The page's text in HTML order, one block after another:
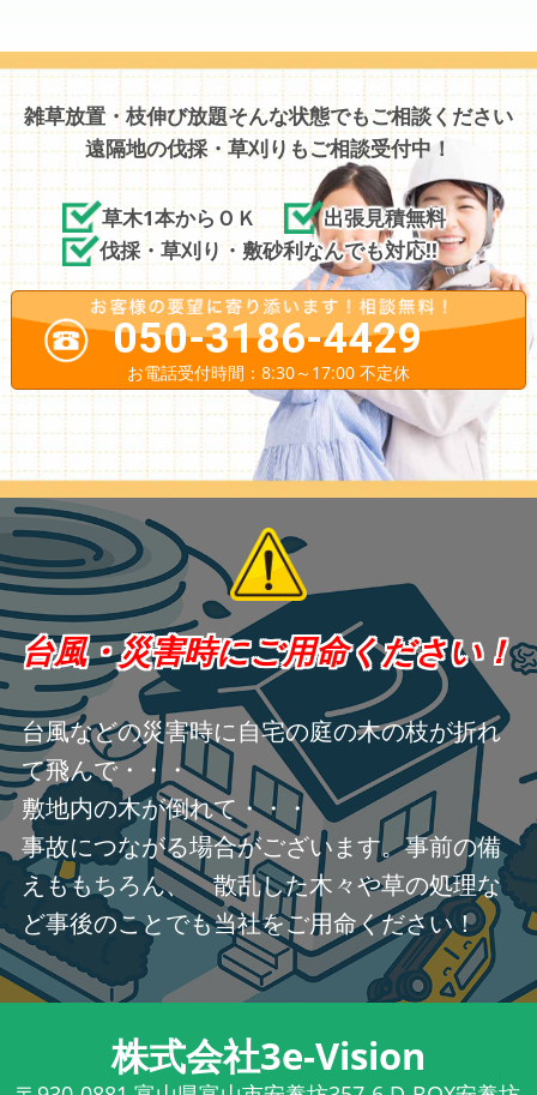
雑草放置・枝伸び放題そんな状態でもご相談ください
遠隔地の伐採・草刈りもご相談受付中！
草木1本からＯＫ
出張見積無料
伐採・草刈り・敷砂利なんでも対応!!
050-3186-4429
お電話受付時間：8:30～17:00 不定休
台風・災害時にご用命ください！
台風などの災害時に自宅の庭の木の枝が折れ
て飛んで・・・
敷地内の木が倒れて・・・
事故につながる場合がございます。事前の備
えももちろん、 散乱した木々や草の処理な
ど事後のことでも当社をご用命ください！
株式会社3e-Vision